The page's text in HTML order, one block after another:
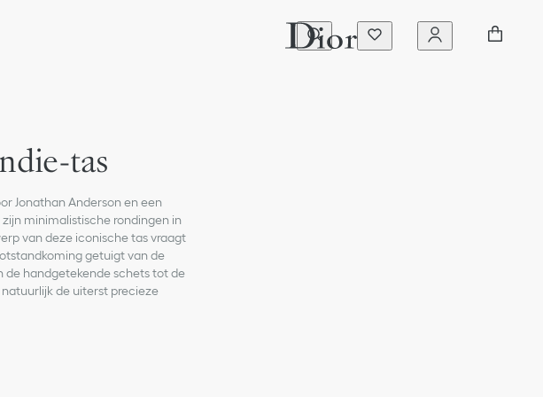
tas
Jonathan Anderson en een
minimalistische rondingen in
van deze iconische tas vraagt
getuigt van de
handgetekende schets tot de
de uiterst precieze